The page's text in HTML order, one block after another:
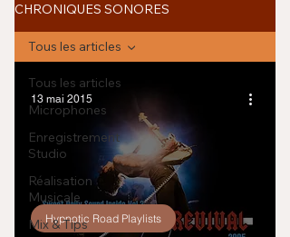
CHRONIQUES SONORES
Tous les articles
Microphones
Enregistrement
Studio
Réalisation
Musicale
Mix & Tips
Tous les articles
Hypnotic Road Playlists
13 mai 2015